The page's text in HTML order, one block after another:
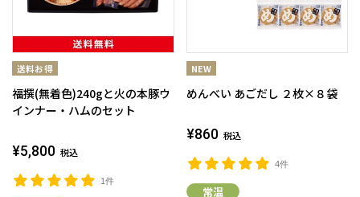
福撰(無着色)240gと火の本豚ウ
インナー・ハムのセット
1件
¥5,800 税込
めんべい あごだし ２枚×８袋
4件
¥860 税込
常温